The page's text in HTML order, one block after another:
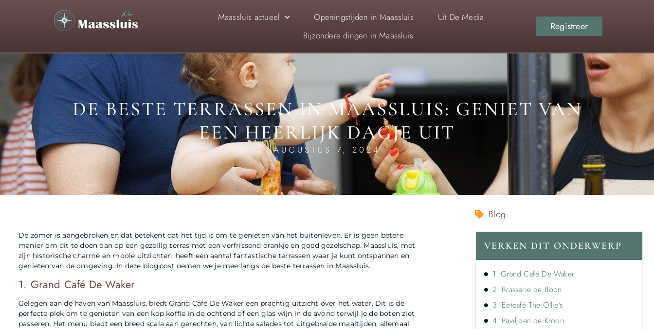
Maassluis actueel Openingstijden in Maassluis
Uit De Media
Bijzondere dingen in Maassluis
Registreer
DE BESTE TERRASSEN IN MAASSLUIS: GENIET VAN
EEN HEERLIJK DAGJE UIT
AUGUSTUS 7, 2024
De zomer is aangebroken en dat betekent dat het tijd is om te genieten van het buitenleven. Er is geen betere
manier om dit te doen dan op een gezellig terras met een verfrissend drankje en goed gezelschap. Maassluis, met
zijn historische charme en mooie uitzichten, heeft een aantal fantastische terrassen waar je kunt ontspannen en
genieten van de omgeving. In deze blogpost nemen we je mee langs de beste terrassen in Maassluis.
1. Grand Café De Waker
Gelegen aan de haven van Maassluis, biedt Grand Café De Waker een prachtig uitzicht over het water. Dit is de
perfecte plek om te genieten van een kop koffie in de ochtend of een glas wijn in de avond terwijl je de boten ziet
passeren. Het menu biedt een breed scala aan gerechten, van lichte salades tot uitgebreide maaltijden, allemaal
Blog
VERKEN DIT ONDERWERP
1. Grand Café De Waker
2. Brasserie de Boon
3. Eetcafé The Ollie’s
4. Paviljoen de Kroon